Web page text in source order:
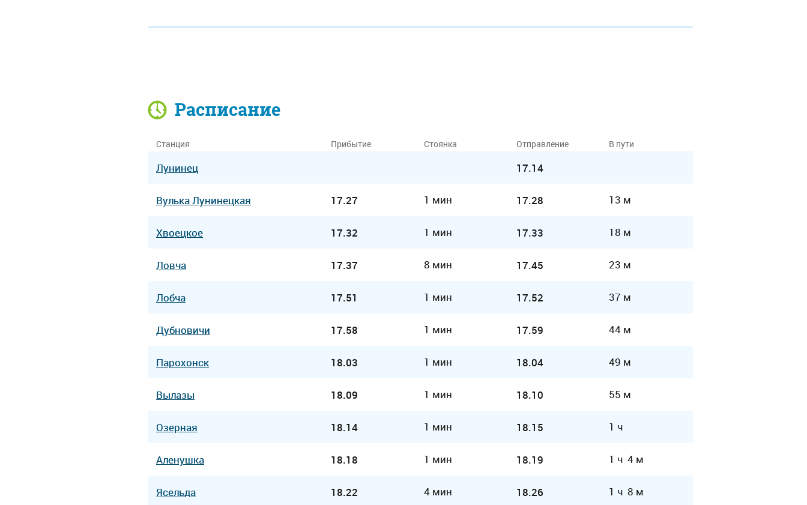
Расписание
Станция Прибытие Стоянка Отправление В пути
Лунинец 17.14
Вулька Лунинецкая 17.27 1 мин 17.28 13 м
Хвоецкое 17.32 1 мин 17.33 18 м
Ловча 17.37 8 мин 17.45 23 м
Лобча 17.51 1 мин 17.52 37 м
Дубновичи 17.58 1 мин 17.59 44 м
Парохонск 18.03 1 мин 18.04 49 м
Вылазы 18.09 1 мин 18.10 55 м
Озерная 18.14 1 мин 18.15 1 ч
Аленушка 18.18 1 мин 18.19 1 ч 4 м
Ясельда 18.22 4 мин 18.26 1 ч 8 м